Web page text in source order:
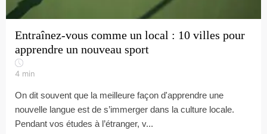
Entraînez-vous comme un local : 10 villes pour
apprendre un nouveau sport
4 min
On dit souvent que la meilleure façon d'apprendre une
nouvelle langue est de s’immerger dans la culture locale.
Pendant vos études à l’étranger, v...